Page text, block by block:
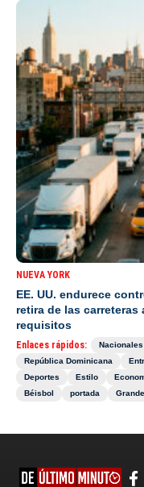
NUEVA YORK
EE. UU. endurece
retira de las
requisitos
Enlaces rápidos: Nacionales
República Dominicana
Deportes
Estilo
Béisbol
portada